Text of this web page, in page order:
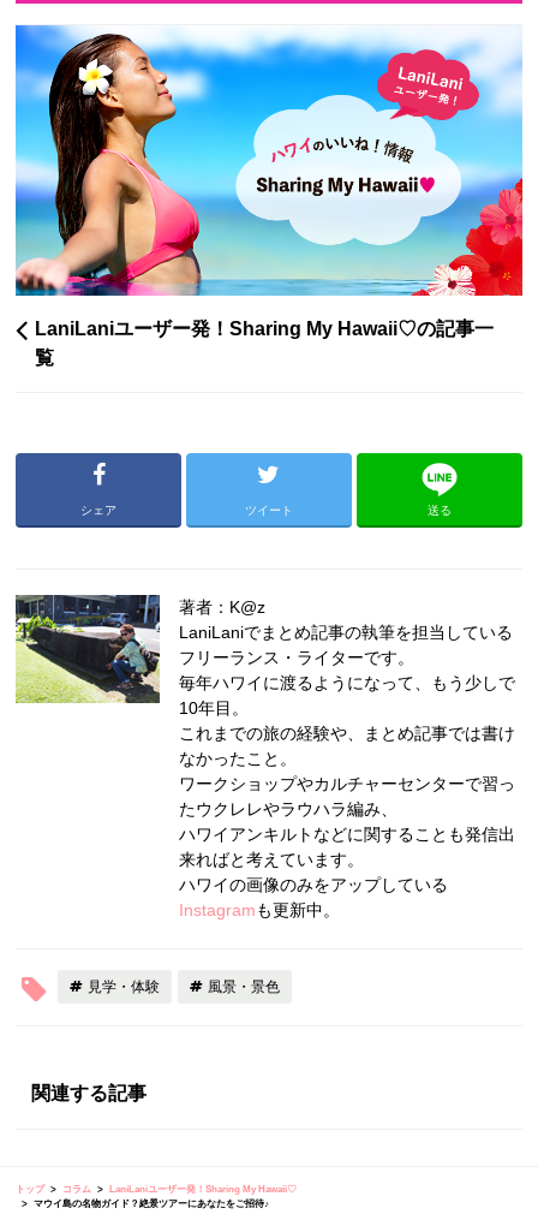
LaniLaniユーザー発！Sharing My Hawaii♡の記事一
覧
シェア ツイート 送る
著者：K@z
LaniLaniでまとめ記事の執筆を担当している
フリーランス・ライターです。
毎年ハワイに渡るようになって、もう少しで
10年目。
これまでの旅の経験や、まとめ記事では書け
なかったこと。
ワークショップやカルチャーセンターで習っ
たウクレレやラウハラ編み、
ハワイアンキルトなどに関することも発信出
来ればと考えています。
ハワイの画像のみをアップしている
Instagramも更新中。
見学・体験 風景・景色
関連する記事
トップ コラム
LaniLaniユーザー発！Sharing My Hawaii♡
マウイ島の名物ガイド？絶景ツアーにあなたをご招待♪